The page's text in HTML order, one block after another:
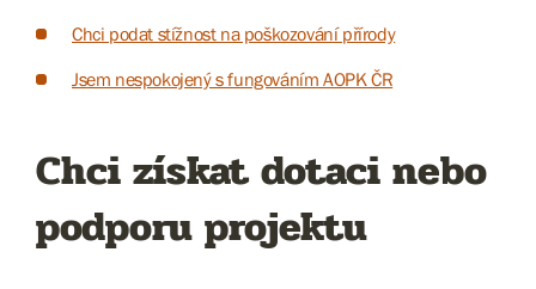
Chci podat stížnost na poškozování přírody
Jsem nespokojený s fungováním AOPK ČR
Chci získat dotaci nebo
podporu projektu